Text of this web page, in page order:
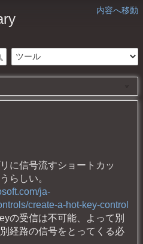
内容へ移動
に信号流すショートカッ
らしい。
ja-
create-a-hot-key-control
の受信は不可能、よって別
経路の信号をとってくる必